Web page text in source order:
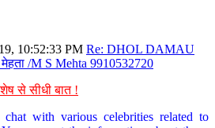
10:52:33 PM Re: DHOL DAMAU
/M S Mehta 9910532720
से सीधी बात !
chat with various celebrities related to